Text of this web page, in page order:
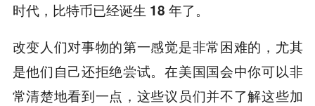
时代，比特币已经诞生 18 年了。
改变人们对事物的第一感觉是非常困难的，尤其
是他们自己还拒绝尝试。在美国国会中你可以非
常清楚地看到一点，这些议员们并不了解这些加